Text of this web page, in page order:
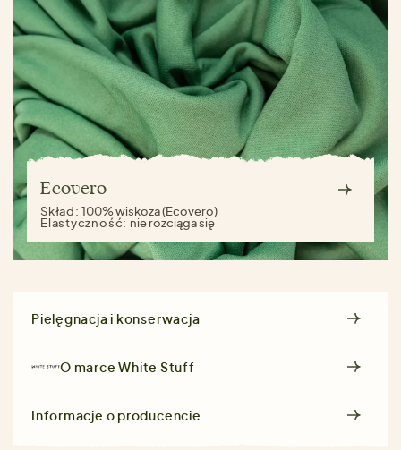
Ecovero
Skład:100% wiskoza (Ecovero)
Elastyczność: nie rozciąga się
Pielęgnacja i konserwacja
O marceWhite Stuff
Informacje o producencie